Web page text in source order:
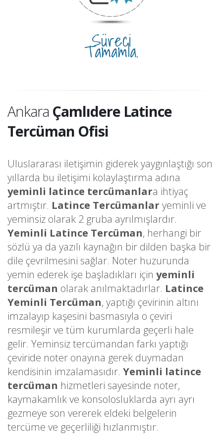
Süreci
Tamamla.
Ankara Çamlıdere Latince
Tercüman Ofisi
Uluslararası iletişimin giderek yaygınlaştığı son
yıllarda bu iletişimi kolaylaştırma adına
yeminli latince tercümanlara ihtiyaç
artmıştır. Latince Tercümanlar yeminli ve
yeminsiz olarak 2 gruba ayrılmışlardır.
Yeminli Latince Tercüman, herhangi bir
sözlü ya da yazılı kaynağın bir dilden başka bir
dile çevrilmesini sağlar. Noter huzurunda
yemin ederek işe başladıkları için yeminli
tercüman olarak anılmaktadırlar. Latince
Yeminli Tercüman, yaptığı çevirinin altını
imzalayıp kaşesini basmasıyla o çeviri
resmileşir ve tüm kurumlarda geçerli hale
gelir. Yeminsiz tercümandan farkı yaptığı
çeviride noter onayına gerek duymadan
kendisinin imzalamasıdır. Yeminli latince
tercüman hizmetleri sayesinde noter,
kaymakamlık ve konsolosluklarda ayrı ayrı
gezmeye son vererek eldeki belgelerin
tercüme ve geçerliliği hızlanmıştır.